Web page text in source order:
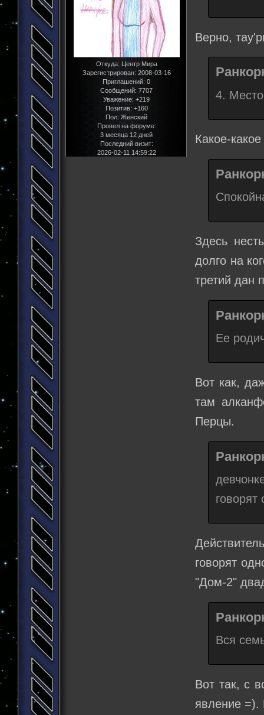
Откуда: Центр Мира
Зарегистрирован: 2008-03-16
Приглашений: 0
Сообщений: 7707
Уважение: +219
Позитив: +160
Пол:Женский
Провел на форуме:
3 месяца 12 дней
Последний визит:
2026-02-11 14:59:22
Верно,
4.
Какое-
Здесь
долго на
третий дан
Ее
Вот как,
там
Перцы.
говорят
говорят
"Дом-2"
Вся
Вот так, с
явление =).